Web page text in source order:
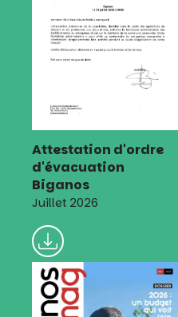
Attestation d'ordre
d'évacuation
Biganos
Juillet 2026